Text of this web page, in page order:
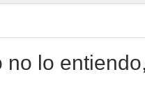
no lo